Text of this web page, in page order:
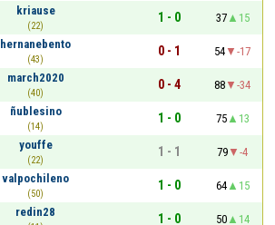
kriause
(22)
1 - 0 37
15
hernanebento
(43)
0 - 1 54
-17
march2020
(40)
0 - 4 88
-34
ñublesino
(14)
1 - 0 75
13
youffe
(22)
1 - 1 79
-4
valpochileno
(50)
1 - 0 64
15
redin28
1 - 0 50
14